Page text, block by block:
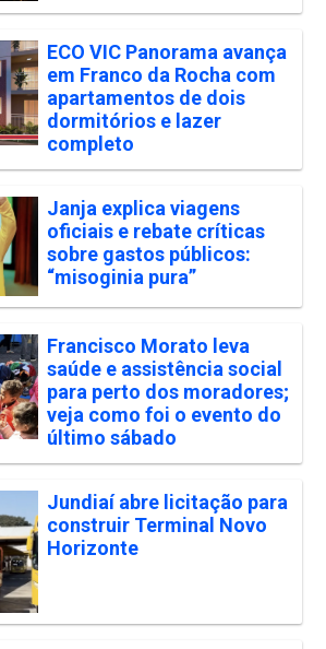
ECO VIC Panorama avança
em Franco da Rocha com
apartamentos de dois
dormitórios e lazer
completo
Janja explica viagens
oficiais e rebate críticas
sobre gastos públicos:
“misoginia pura”
Francisco Morato leva
saúde e assistência social
para perto dos moradores;
veja como foi o evento do
último sábado
Jundiaí abre licitação para
construir Terminal Novo
Horizonte